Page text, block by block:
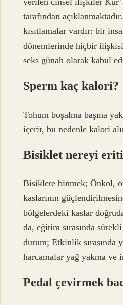
tarafından
kısıtlamalar vardır: bir
dönemlerinde hiçbir
seks günah olarak kabul
Sperm kaç kalori?
Tohum boşalma başına
içerir, bu nedenle kalori
Bisiklet nereyi
Bisiklete binmek; Önkol,
kaslarının
bölgelerdeki kaslar
da, eğitim sırasında
durum; Etkinlik sırasında
harcamalar yağ yakma ve
Pedal çevirmek